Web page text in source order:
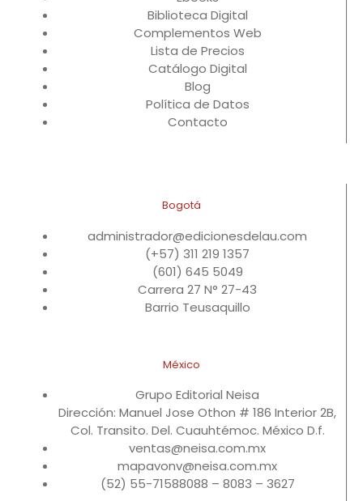
Biblioteca Digital
Complementos Web
Lista de Precios
Catálogo Digital
Blog
Política de Datos
Contacto
Bogotá
administrador@edicionesdelau.com
(+57) 311 219 1357
(601) 645 5049
Carrera 27 N° 27-43
Barrio Teusaquillo
México
Grupo Editorial Neisa
Dirección: Manuel Jose Othon # 186 Interior 2B,
Col. Transito. Del. Cuauhtémoc. México D.f.
ventas@neisa.com.mx
mapavonv@neisa.com.mx
(52) 55-71588088 – 8083 – 3627